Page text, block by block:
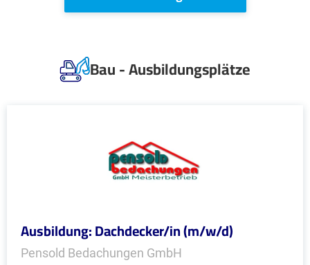
Bau - Ausbildungsplätze
Ausbildung: Dachdecker/in (m/w/d)
Pensold Bedachungen GmbH